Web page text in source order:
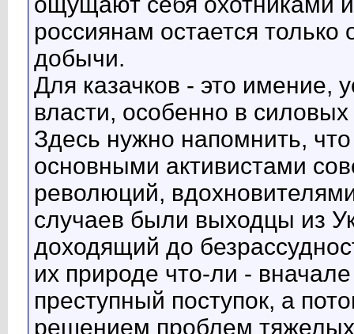
россиянам остается
добычи.
Для казачков - это имение,
власти, особенно в
Здесь нужно напомнить,
основными активистами
революций,
случаев были выходцы из
доходящий до
их природе что-ли -
преступный поступок, а
решением проблем